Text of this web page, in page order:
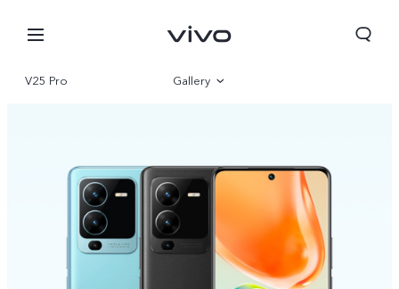
V25 Pro Gallery
Parameter